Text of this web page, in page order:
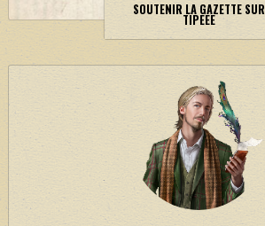
LES GRANDS ARTICLES DE LA GAZETTE
DOSSIERS
SOUTENIR LA GAZETTE SUR
TIPEEE